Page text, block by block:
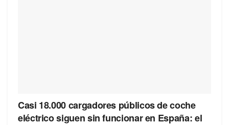
Casi 18.000 cargadores públicos de coche
eléctrico siguen sin funcionar en España: el